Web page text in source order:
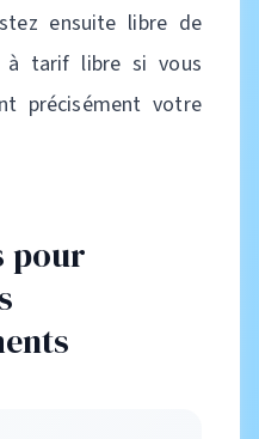
ensuite libre de
à tarif libre si vous
précisément votre
pour